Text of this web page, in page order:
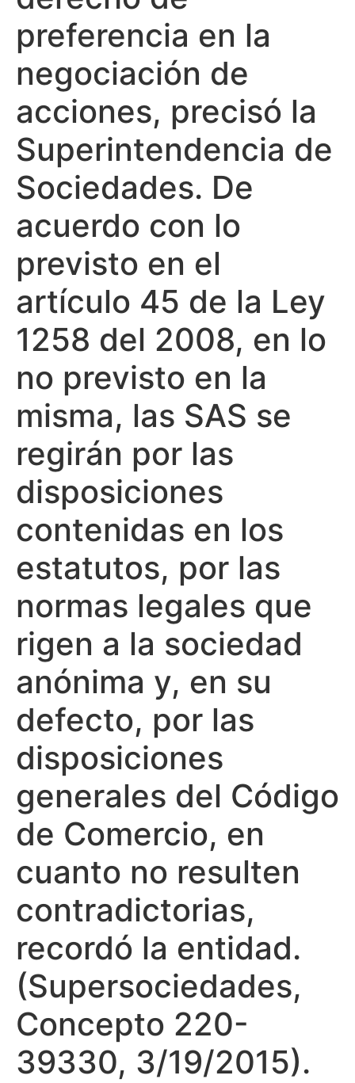
preferencia en la
negociación de
acciones, precisó la
Superintendencia de
Sociedades. De
acuerdo con lo
previsto en el
artículo 45 de la Ley
1258 del 2008, en lo
no previsto en la
misma, las SAS se
regirán por las
disposiciones
contenidas en los
estatutos, por las
normas legales que
rigen a la sociedad
anónima y, en su
defecto, por las
disposiciones
generales del Código
de Comercio, en
cuanto no resulten
contradictorias,
recordó la entidad.
(Supersociedades,
Concepto 220-
39330, 3/19/2015).